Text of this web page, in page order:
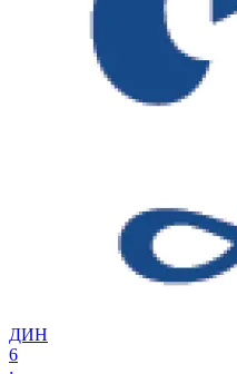
ДИН
6